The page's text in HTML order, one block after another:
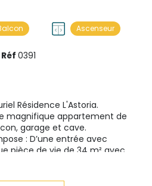
Ascenseur
Réf 0391
Résidence L'Astoria.
magnifique appartement de
garage et cave.
: D’une entrée avec
pièce de vie de 34 m² avec